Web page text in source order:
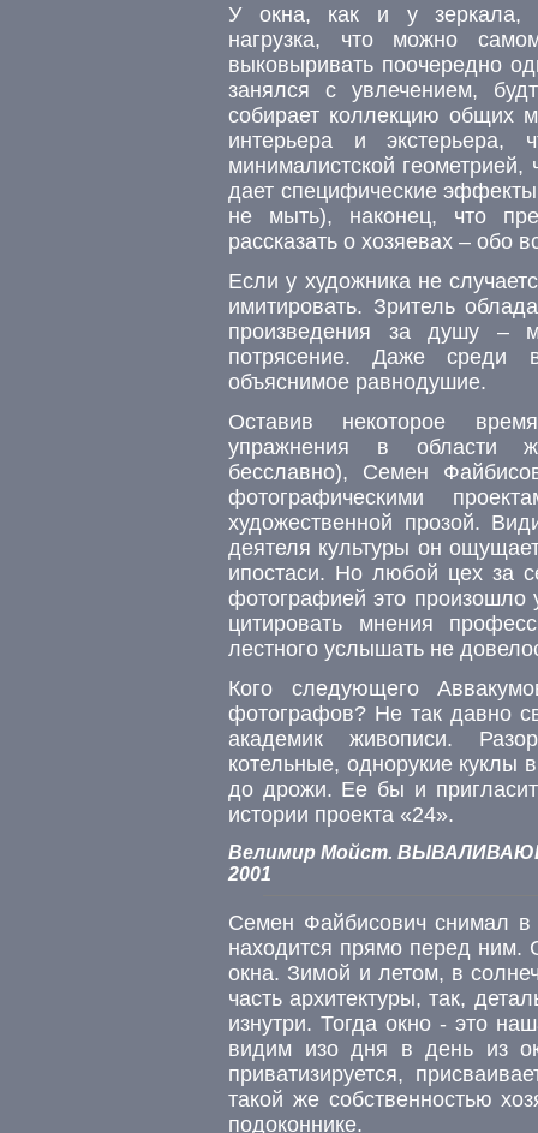
У окна, как и у зеркала,
нагрузка, что можно
выковыривать поочередно
занялся с увлечением,
собирает коллекцию общих
интерьера и экстерьера,
минималистской геометрией,
дает специфические
не мыть), наконец, что
рассказать о хозяевах –
Если у художника не
имитировать. Зритель
произведения за душу –
потрясение. Даже среди
объяснимое равнодушие.
Оставив некоторое
упражнения в области
бесславно), Семен
фотографическими
художественной прозой.
деятеля культуры он
ипостаси. Но любой цех за
фотографией это произошло
цитировать мнения
лестного услышать не
Кого следующего
фотографов? Не так давно
академик живописи.
котельные, однорукие куклы
до дрожи. Ее бы и
истории проекта «24».
Велимир Мойст.
2001
Семен Файбисович снимал в
находится прямо перед ним.
окна. Зимой и летом, в
часть архитектуры, так,
изнутри. Тогда окно - это
видим изо дня в день из
приватизируется,
такой же собственностью
подоконнике.